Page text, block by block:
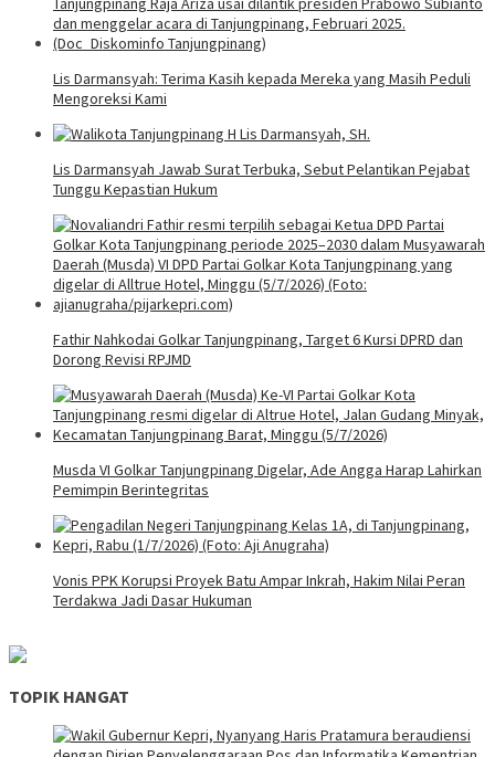
Lis Darmansyah: Terima Kasih kepada Mereka yang Masih Peduli
Mengoreksi Kami
Lis Darmansyah Jawab Surat Terbuka, Sebut Pelantikan Pejabat
Tunggu Kepastian Hukum
Fathir Nahkodai Golkar Tanjungpinang, Target 6 Kursi DPRD dan
Dorong Revisi RPJMD
Musda VI Golkar Tanjungpinang Digelar, Ade Angga Harap Lahirkan
Pemimpin Berintegritas
Vonis PPK Korupsi Proyek Batu Ampar Inkrah, Hakim Nilai Peran
Terdakwa Jadi Dasar Hukuman
TOPIK HANGAT